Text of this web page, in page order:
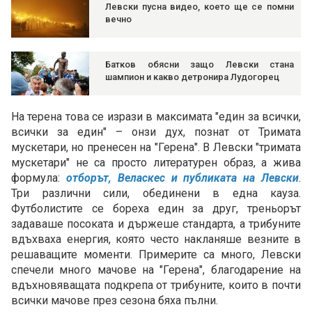
Левски пусна видео, което ще се помни
вечно
Батков обясни защо Левски стана
шампион и какво детронира Лудогорец
На терена това се изрази в максимата "един за всички,
всички за един" – онзи дух, познат от Тримата
мускетари, но пренесен на "Герена". В Левски "тримата
мускетари" не са просто литературен образ, а жива
формула: отборът, Веласкес и публиката на Левски.
Три различни сили, обединени в една кауза.
Футболистите се бореха един за друг, треньорът
задаваше посоката и държеше стандарта, а трибуните
вдъхваха енергия, която често накланяше везните в
решаващите моменти. Примерите са много, Левски
спечели много мачове на "Герена", благодарение на
вдъхновяващата подкрепа от трибуните, които в почти
всички мачове през сезона бяха пълни.